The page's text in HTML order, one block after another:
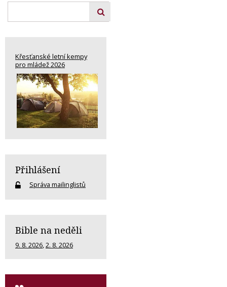
Křesťanské letní kempy
pro mládež 2026
Přihlášení
Správa mailinglistů
Bible na neděli
9. 8. 2026,2. 8. 2026